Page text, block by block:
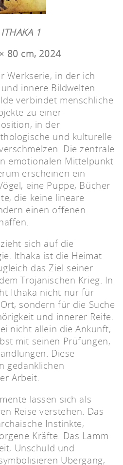
ITHAKA 1
80 cm, 2024
Werkserie, in der ich
innere Bildwelten
verbindet menschliche
zu einer
in der
und kulturelle
Die zentrale
emotionalen Mittelpunkt
erscheinen ein
eine Puppe, Bücher
die keine lineare
einen offenen
sich auf die
Ithaka ist die Heimat
das Ziel seiner
Trojanischen Krieg. In
Ithaka nicht nur für
sondern für die Suche
und innerer Reife.
nicht allein die Ankunft,
mit seinen Prüfungen,
Diese
gedanklichen
Arbeit.
lassen sich als
Reise verstehen. Das
Instinkte,
Kräfte. Das Lamm
Unschuld und
Übergang,